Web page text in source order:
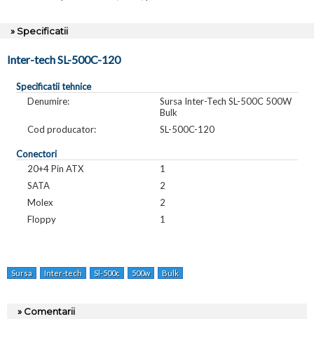
» Specificatii
Inter-tech SL-500C-120
Specificatii tehnice
Denumire:
Sursa Inter-Tech SL-500C 500W
Bulk
Cod producator:
SL-500C-120
Conectori
20+4 Pin ATX
1
SATA
2
Molex
2
Floppy
1
Sursa Inter-tech Sl-500c 500w Bulk
» Comentarii